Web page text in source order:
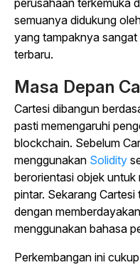
perusahaan terkemuka
semuanya didukung
yang tampaknya
terbaru.
Masa Depan
Cartesi dibangun
pasti memengaruhi
blockchain. Sebelum
menggunakan Solidity
berorientasi objek
pintar. Sekarang
dengan
menggunakan bahasa
Perkembangan ini